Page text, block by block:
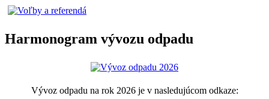
Harmonogram vývozu odpadu
Vývoz odpadu na rok 2026 je v nasledujúcom odkaze: